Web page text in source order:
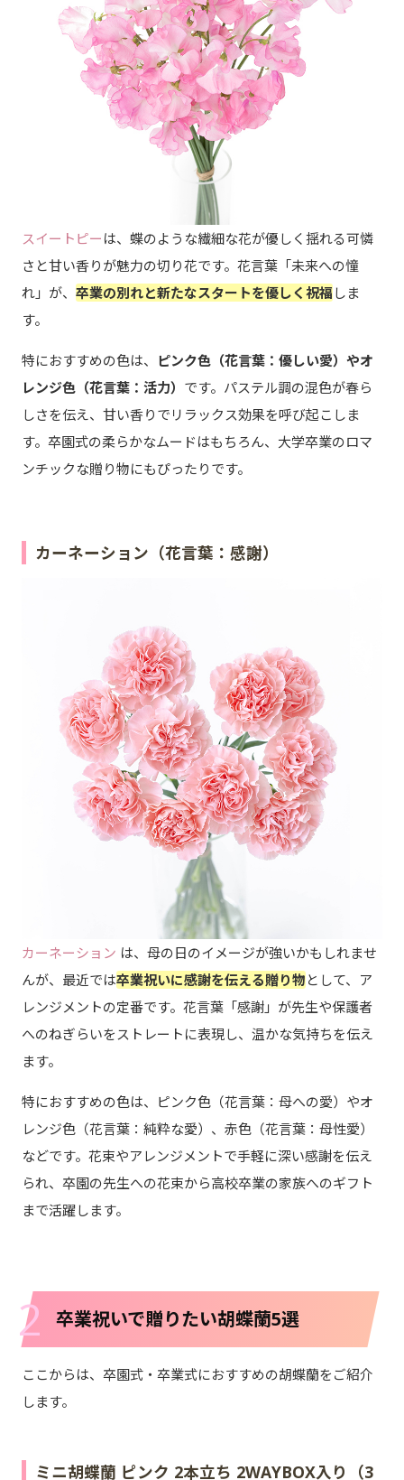
スイートピー は、蝶のような繊細な花が優しく揺れる可憐
さと甘い香りが魅力の切り花です。花言葉「未来への憧
れ」が、 卒業の別れと新たなスタートを優しく祝福 しま
す。
特におすすめの色は、 ピンク色（花言葉：優しい愛）やオ
レンジ色（花言葉：活力） です。パステル調の混色が春ら
しさを伝え、甘い香りでリラックス効果を呼び起こしま
す。卒園式の柔らかなムードはもちろん、大学卒業のロマ
ンチックな贈り物にもぴったりです。
カーネーション（花言葉：感謝）
カーネーション は、母の日のイメージが強いかもしれませ
んが、最近では卒業祝いに感謝を伝える贈り物 として、ア
レンジメントの定番です。花言葉「感謝」が先生や保護者
へのねぎらいをストレートに表現し、温かな気持ちを伝え
ます。
特におすすめの色は、ピンク色（花言葉：母への愛）やオ
レンジ色（花言葉：純粋な愛）、赤色（花言葉：母性愛）
などです。花束やアレンジメントで手軽に深い感謝を伝え
られ、卒園の先生への花束から高校卒業の家族へのギフト
まで活躍します。
2 卒業祝いで贈りたい胡蝶蘭5選
ここからは、卒園式・卒業式におすすめの胡蝶蘭をご紹介
します。
ミニ胡蝶蘭 ピンク 2本立ち 2WAYBOX入り（3